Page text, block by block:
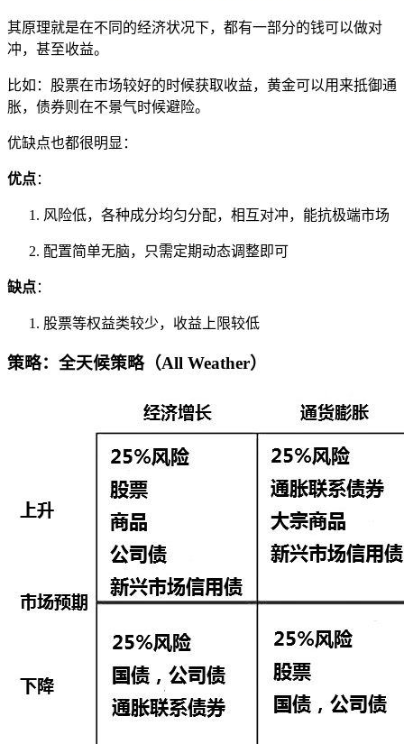
其原理就是在不同的经济状况下，都有一部分的钱可以做对
冲，甚至收益。
比如：股票在市场较好的时候获取收益，黄金可以用来抵御通
胀，债券则在不景气时候避险。
优缺点也都很明显：
优点：
风险低，各种成分均匀分配，相互对冲，能抗极端市场
配置简单无脑，只需定期动态调整即可
缺点：
股票等权益类较少，收益上限较低
策略：全天候策略（All Weather）